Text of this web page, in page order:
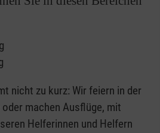
nicht zu kurz: Wir feiern in der
machen Ausflüge, mit
Helferinnen und Helfern